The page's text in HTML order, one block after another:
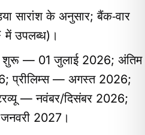
सारांश के अनुसार; बैंक‑वार
में उपलब्ध)।
शुरू — 01 जुलाई 2026; अंतिम
प्रीलिम्स — अगस्त 2026;
— नवंबर/दिसंबर 2026;
2027।